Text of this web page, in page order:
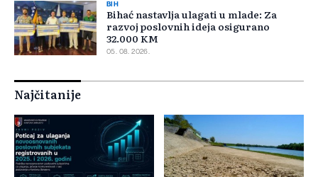
BIH
Bihać nastavlja ulagati u mlade: Za
razvoj poslovnih ideja osigurano
32.000 KM
05. 08. 2026.
Najčitanije